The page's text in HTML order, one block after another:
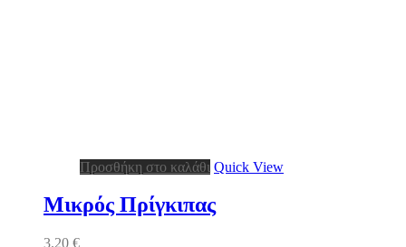
Προσθήκη στο καλάθι Quick View
Μικρός Πρίγκιπας
3.20 €